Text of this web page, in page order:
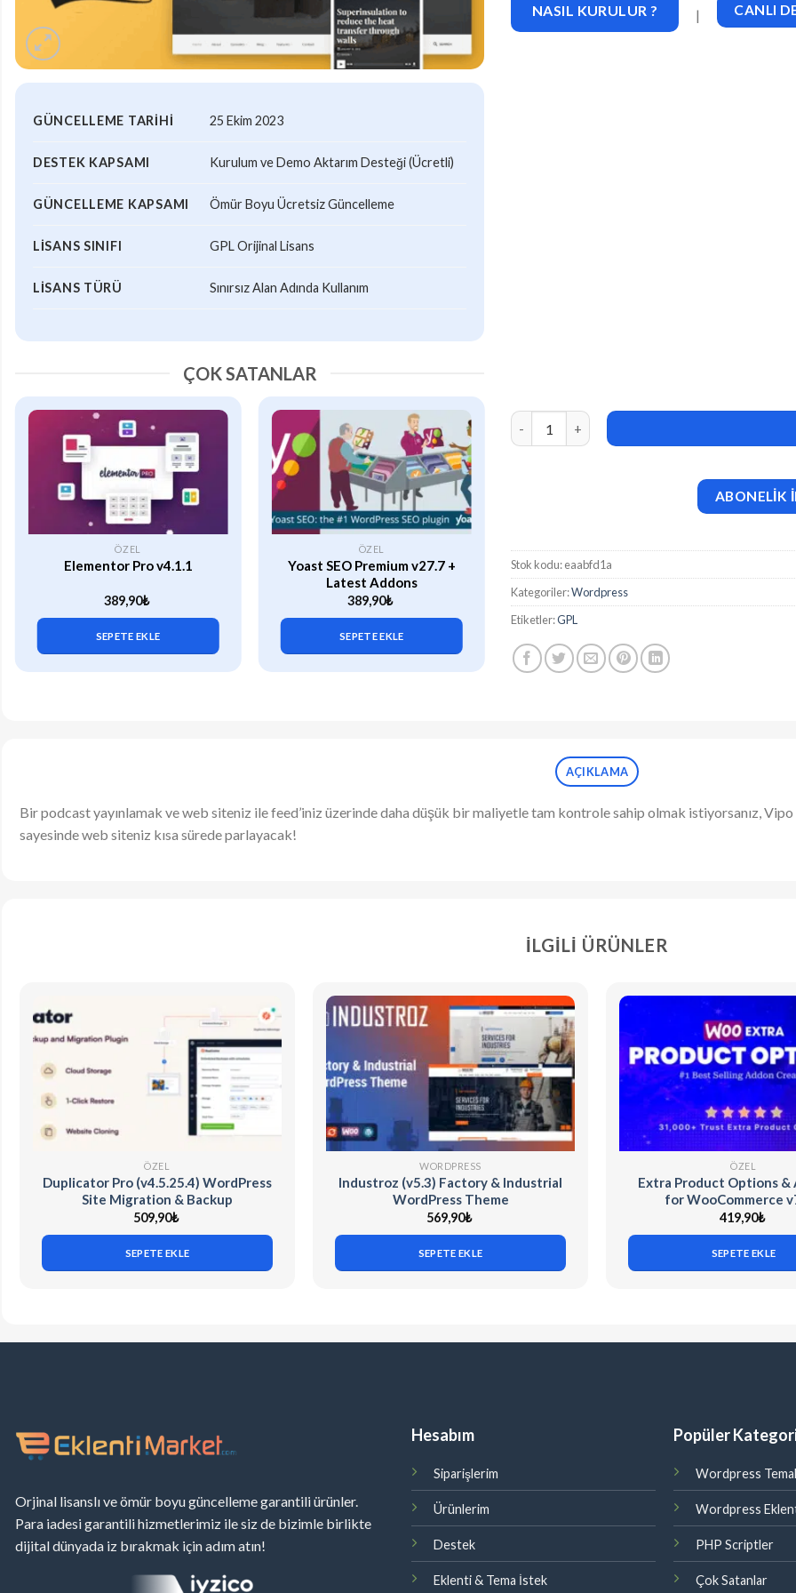
GÜNCELLEME TARIHI 25 Ekim 2023
DESTEK KAPSAMI Kurulum ve Demo Aktarım Desteği (Ücretli)
GÜNCELLEME KAPSAMI Ömür Boyu Ücretsiz Güncelleme
LISANS SINIFI GPL Orijinal Lisans
LISANS TÜRÜ Sınırsız Alan Adında Kullanım
ÇOK SATANLAR
ÖZEL
Elementor Pro v4.1.1
389,90₺
SEPETE EKLE
ÖZEL
Yoast SEO Premium v27.7 +
Latest Addons
389,90₺
SEPETE EKLE
ÖZEL
WP Rocket (v3.21.2) Caching
Plugin for WordPress
419,90
NASIL KURULUR ? | CANLI
Vipo (v1.1.5) Audio / Video Podcast & Vlog
ABONELİK
Stok kodu:eaabfd1a
Kategoriler:Wordpress
Etiketler:GPL
AÇIKLAMA
Bir podcast yayınlamak ve web siteniz ile feed’iniz üzerinde daha düşük bir maliyetle tam kontrole sahip olmak istiyorsanız,
sayesinde web siteniz kısa sürede parlayacak!
İLGILI ÜRÜNLER
ÖZEL
Duplicator Pro (v4.5.25.4) WordPress
Site Migration & Backup
509,90₺
SEPETE EKLE
WORDPRESS
Industroz (v5.3) Factory & Industrial
WordPress Theme
569,90₺
SEPETE EKLE
ÖZEL
Extra Product Options &
for WooCommerce
(Codecanyon)
419,90₺
SEPETE EKLE
Orjinal lisanslı ve ömür boyu güncelleme garantili ürünler.
Para iadesi garantili hizmetlerimiz ile siz de bizimle birlikte
dijital dünyada iz bırakmak için adım atın!
Hesabım
Siparişlerim
Ürünlerim
Destek
Eklenti & Tema İstek
Popüler
Wordpress
Wordpress
PHP Scriptler
Çok Satanlar